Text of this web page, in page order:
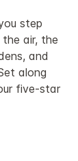
step
air, the
and
along
five-star